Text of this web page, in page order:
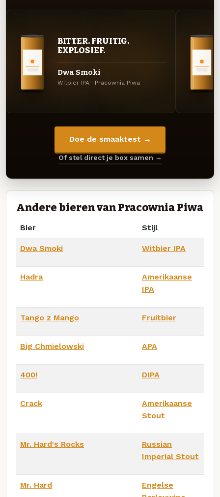
BITTER. FRUITIG.
EXPLOSIEF.
Dwa Smoki
Witbier IPA · Pracownia Piwa
Doe de smaaktest →
Of stel direct je box samen →
Andere bieren van Pracownia Piwa
Bier Stijl
Dwa Smoki Witbier IPA
Hadra
Amerikaanse
IPA
Tango z Mango Fruitbier
Big Chmielowski APA
400! DIPA
Crack
Amerikaanse
Stout
Mr. Hard's Rocks
Russian
Imperial Stout
Mr. Hard
Engelse